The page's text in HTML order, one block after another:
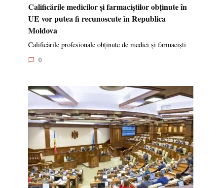
Calificările medicilor și farmaciștilor obținute în
UE vor putea fi recunoscute în Republica
Moldova
Calificările profesionale obținute de medici și farmaciști
0